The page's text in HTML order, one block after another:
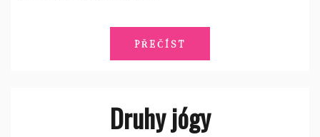
PŘEČÍST
Druhy jógy